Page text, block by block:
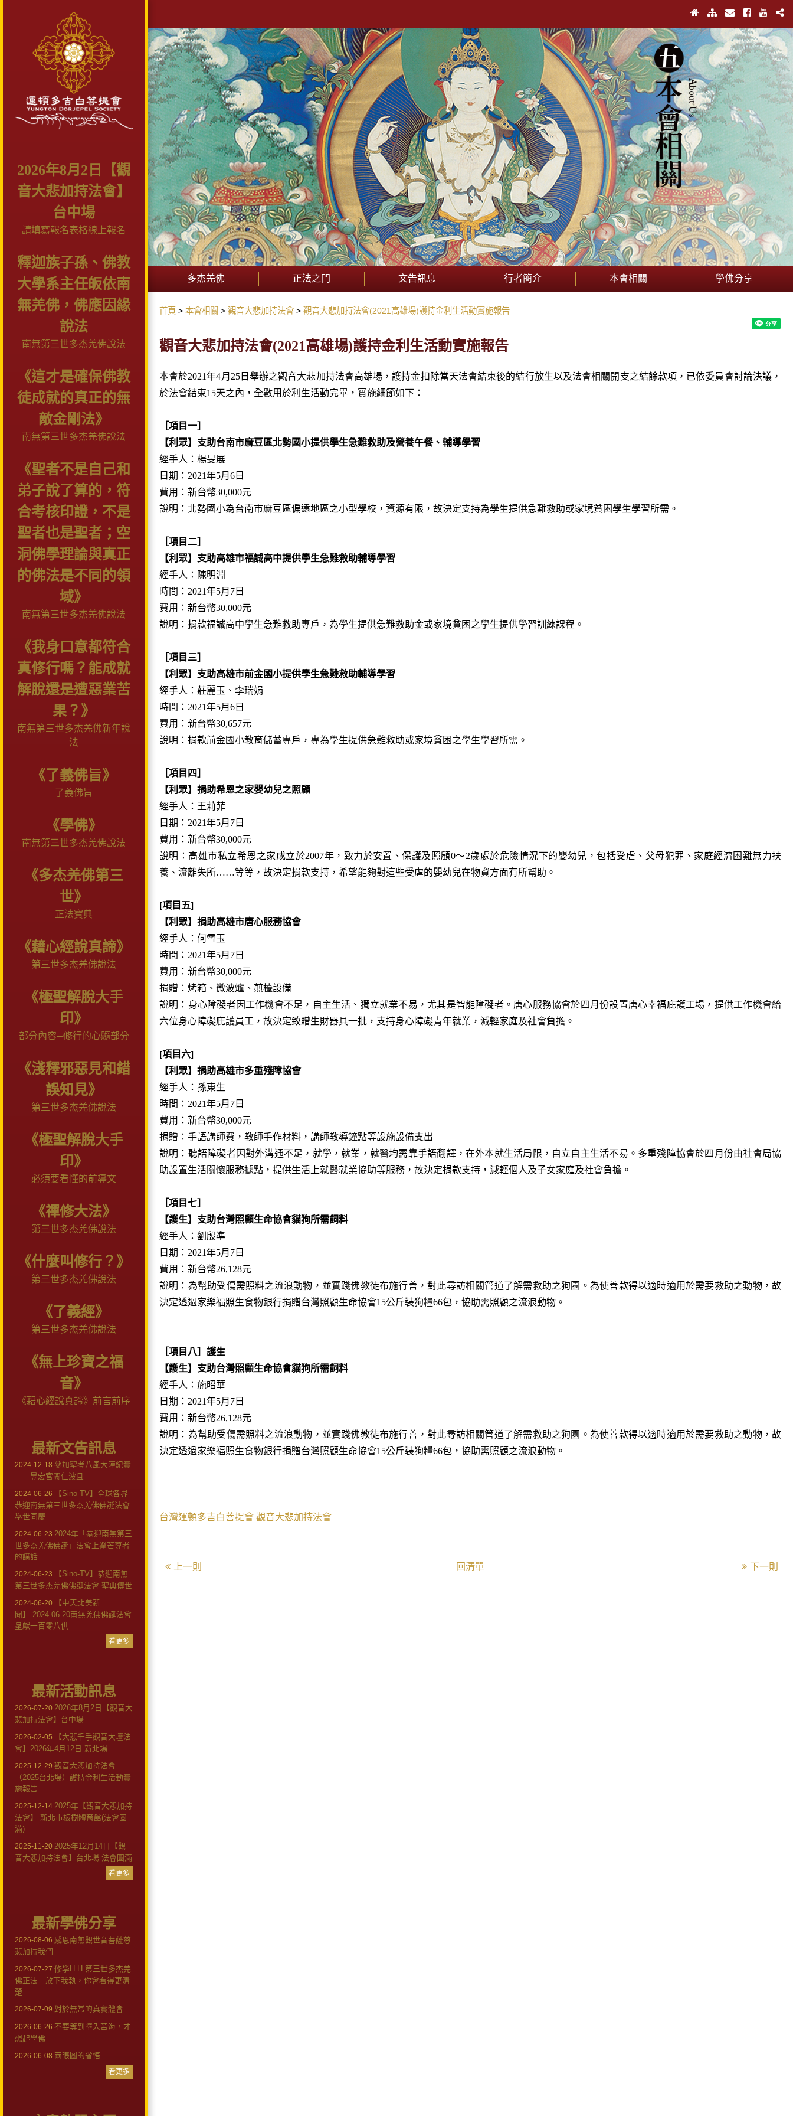
2026年8月2日【觀
音大悲加持法會】
台中場
請填寫報名表格線上報名
釋迦族子孫、佛教
大學系主任皈依南
無羌佛，佛應因緣
說法
南無第三世多杰羌佛說法
《這才是確保佛教
徒成就的真正的無
敵金剛法》
南無第三世多杰羌佛說法
《聖者不是自己和
弟子說了算的，符
合考核印證，不是
聖者也是聖者；空
洞佛學理論與真正
的佛法是不同的領
域》
南無第三世多杰羌佛說法
《我身口意都符合
真修行嗎？能成就
解脫還是遭惡業苦
果？》
南無第三世多杰羌佛新年說
法
《了義佛旨》
了義佛旨
《學佛》
南無第三世多杰羌佛說法
《多杰羌佛第三
世》
正法寶典
《藉心經說真諦》
第三世多杰羌佛說法
《極聖解脫大手
印》
部分內容─修行的心髓部分
《淺釋邪惡見和錯
誤知見》
第三世多杰羌佛說法
《極聖解脫大手
印》
必須要看懂的前導文
《禪修大法》
第三世多杰羌佛說法
《什麼叫修行？》
第三世多杰羌佛說法
《了義經》
第三世多杰羌佛說法
《無上珍寶之福
音》
《藉心經說真諦》前言前序
最新文告訊息
2024-12-18 參加聖考八風大陣紀實
——昱宏宮闕仁波且
2024-06-26
【Sino-TV】全球各界
恭迎南無第三世多杰羌佛佛誕法會
舉世同慶
2024-06-23 2024年「恭迎南無第三
世多杰羌佛佛誕」法會上翟芒尊者
的講話
2024-06-23
【Sino-TV】恭迎南無
第三世多杰羌佛佛誕法會 聖典傳世
2024-06-20
【中天北美新
聞】-2024.06.20南無羌佛佛誕法會
呈獻一百零八供
看更多
最新活動訊息
2026-07-20 2026年8月2日【觀音大
悲加持法會】台中場
2026-02-05
【大悲千手觀音大壇法
會】2026年4月12日 新北場
2025-12-29 觀音大悲加持法會
（2025台北場）護持金利生活動實
施報告
2025-12-14 2025年【觀音大悲加持
法會】 新北市板樹體育館(法會圓
滿)
2025-11-20 2025年12月14日【觀
音大悲加持法會】台北場 法會圓滿
看更多
最新學佛分享
2026-08-06 感恩南無觀世音菩薩慈
悲加持我們
2026-07-27 修學H.H.第三世多杰羌
佛正法—放下我執，你會看得更清
楚
2026-07-09 對於無常的真實體會
2026-06-26 不要等到墮入苦海，才
想起學佛
2026-06-08 兩張圖的省悟
看更多
多杰羌佛 正法之門 文告訊息 行者簡介 本會相關 學佛分享
首頁 本會相關 觀音大悲加持法會 觀音大悲加持法會(2021高雄場)護持金利生活動實施報告
觀音大悲加持法會(2021高雄場)護持金利生活動實施報告
本會於2021年4月25日舉辦之觀音大悲加持法會高雄場，護持金扣除當天法會結束後的結行放生以及法會相關開支之結餘款項，已依委員會討論決議，
於法會結束15天之內，全數用於利生活動完畢，實施細節如下：
［項目一］
【利眾】支助台南市麻豆區北勢國小提供學生急難救助及營養午餐、輔導學習
經手人：楊旻展
日期：2021年5月6日
費用：新台幣30,000元
說明：北勢國小為台南市麻豆區偏遠地區之小型學校，資源有限，故決定支持為學生提供急難救助或家境貧困學生學習所需。
［項目二］
【利眾】支助高雄市福誠高中提供學生急難救助輔導學習
經手人：陳明淵
時間：2021年5月7日
費用：新台幣30,000元
說明：捐款福誠高中學生急難救助專戶，為學生提供急難救助金或家境貧困之學生提供學習訓練課程。
［項目三］
【利眾】支助高雄市前金國小提供學生急難救助輔導學習
經手人：莊麗玉、李瑞娟
時間：2021年5月6日
費用：新台幣30,657元
說明：捐款前金國小教育儲蓄專戶，專為學生提供急難救助或家境貧困之學生學習所需。
［項目四］
【利眾】捐助希恩之家嬰幼兒之照顧
經手人：王莉菲
日期：2021年5月7日
費用：新台幣30,000元
說明：高雄市私立希恩之家成立於2007年，致力於安置、保護及照顧0～2歲處於危險情況下的嬰幼兒，包括受虐、父母犯罪、家庭經濟困難無力扶
養、流離失所……等等，故決定捐款支持，希望能夠對這些受虐的嬰幼兒在物資方面有所幫助。
[項目五]
【利眾】捐助高雄市唐心服務協會
經手人：何雪玉
時間：2021年5月7日
費用：新台幣30,000元
捐贈：烤箱、微波爐、煎檯設備
說明：身心障礙者因工作機會不足，自主生活、獨立就業不易，尤其是智能障礙者。唐心服務協會於四月份設置唐心幸福庇護工場，提供工作機會給
六位身心障礙庇護員工，故決定致贈生財器具一批，支持身心障礙青年就業，減輕家庭及社會負擔。
[項目六]
【利眾】捐助高雄市多重殘障協會
經手人：孫東生
時間：2021年5月7日
費用：新台幣30,000元
捐贈：手語講師費，教師手作材料，講師教導鐘點等設施設備支出
說明：聽語障礙者因對外溝通不足，就學，就業，就醫均需靠手語翻譯，在外本就生活局限，自立自主生活不易。多重殘障協會於四月份由社會局協
助設置生活關懷服務據點，提供生活上就醫就業協助等服務，故決定捐款支持，減輕個人及子女家庭及社會負擔。
［項目七］
【護生】支助台灣照顧生命協會貓狗所需飼料
經手人：劉殷凖
日期：2021年5月7日
費用：新台幣26,128元
說明：為幫助受傷需照料之流浪動物，並實踐佛教徒布施行善，對此尋訪相關管道了解需救助之狗園。為使善款得以適時適用於需要救助之動物，故
決定透過家樂福照生食物銀行捐贈台灣照顧生命協會15公斤裝狗糧66包，協助需照顧之流浪動物。
［項目八］護生
【護生】支助台灣照顧生命協會貓狗所需飼料
經手人：施昭華
日期：2021年5月7日
費用：新台幣26,128元
說明：為幫助受傷需照料之流浪動物，並實踐佛教徒布施行善，對此尋訪相關管道了解需救助之狗園。為使善款得以適時適用於需要救助之動物，故
決定透過家樂福照生食物銀行捐贈台灣照顧生命協會15公斤裝狗糧66包，協助需照顧之流浪動物。
台灣運頓多吉白菩提會 觀音大悲加持法會
上一則 回清單 下一則